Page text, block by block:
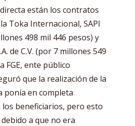
están los contratos
Toka Internacional, SAPI
498 mil 446 pesos) y
de C.V. (por 7 millones 549
FGE, ente público
que la realización de la
ponía en completa
beneficiarios, pero esto
a que no era